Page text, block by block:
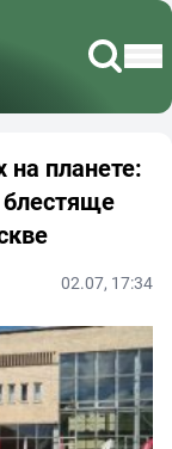
планете:
02.07, 17:34